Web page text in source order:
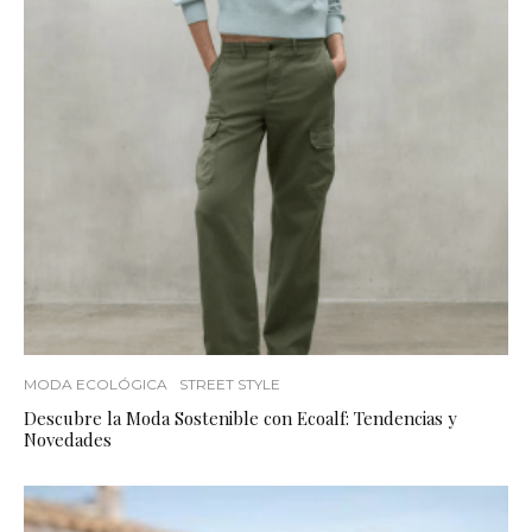
MODA ECOLÓGICA STREET STYLE
Descubre la Moda Sostenible con Ecoalf: Tendencias y
Novedades